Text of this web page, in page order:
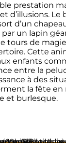
prestation
d’illusions. Le
d’un
un lapin
tours de
Cette
enfants
entre la
à des
la fête
et burlesque.